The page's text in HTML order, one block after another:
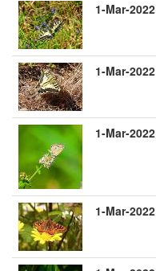
1-Mar-2022
1-Mar-2022
1-Mar-2022
1-Mar-2022